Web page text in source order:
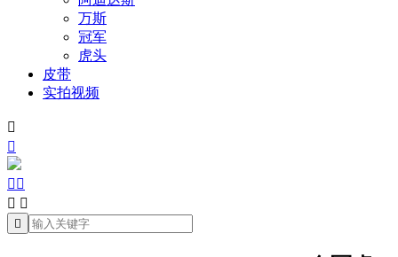
万斯
冠军
虎头
皮带
实拍视频


 
 
